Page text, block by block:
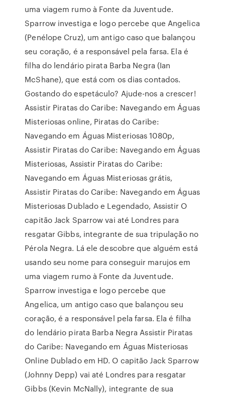
uma viagem rumo à Fonte da Juventude.
Sparrow investiga e logo percebe que Angelica
(Penélope Cruz), um antigo caso que balançou
seu coração, é a responsável pela farsa. Ela é
filha do lendário pirata Barba Negra (Ian
McShane), que está com os dias contados.
Gostando do espetáculo? Ajude-nos a crescer!
Assistir Piratas do Caribe: Navegando em Águas
Misteriosas online, Piratas do Caribe:
Navegando em Águas Misteriosas 1080p,
Assistir Piratas do Caribe: Navegando em Águas
Misteriosas, Assistir Piratas do Caribe:
Navegando em Águas Misteriosas grátis,
Assistir Piratas do Caribe: Navegando em Águas
Misteriosas Dublado e Legendado, Assistir O
capitão Jack Sparrow vai até Londres para
resgatar Gibbs, integrante de sua tripulação no
Pérola Negra. Lá ele descobre que alguém está
usando seu nome para conseguir marujos em
uma viagem rumo à Fonte da Juventude.
Sparrow investiga e logo percebe que
Angelica, um antigo caso que balançou seu
coração, é a responsável pela farsa. Ela é filha
do lendário pirata Barba Negra Assistir Piratas
do Caribe: Navegando em Águas Misteriosas
Online Dublado em HD. O capitão Jack Sparrow
(Johnny Depp) vai até Londres para resgatar
Gibbs (Kevin McNally), integrante de sua